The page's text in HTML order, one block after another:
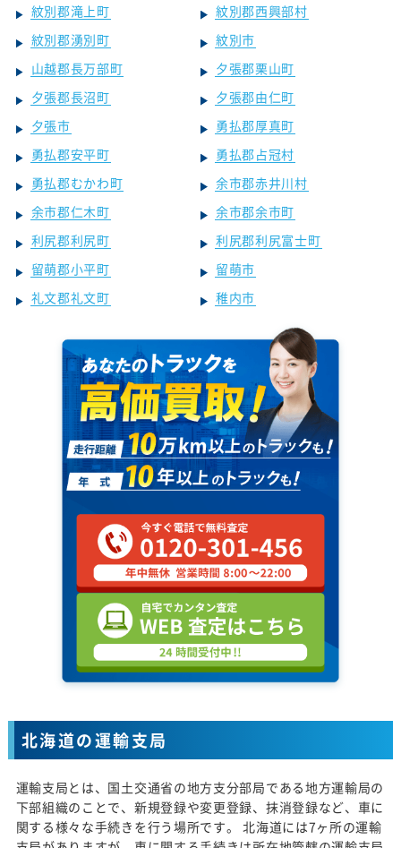
紋別郡滝上町
紋別郡西興部村
紋別郡湧別町
紋別市
山越郡長万部町
夕張郡栗山町
夕張郡長沼町
夕張郡由仁町
夕張市
勇払郡厚真町
勇払郡安平町
勇払郡占冠村
勇払郡むかわ町
余市郡赤井川村
余市郡仁木町
余市郡余市町
利尻郡利尻町
利尻郡利尻富士町
留萌郡小平町
留萌市
礼文郡礼文町
稚内市
北海道の運輸支局
運輸支局とは、国土交通省の地方支分部局である地方運輸局の
下部組織のことで、新規登録や変更登録、抹消登録など、車に
関する様々な手続きを行う場所です。 北海道には7ヶ所の運輸